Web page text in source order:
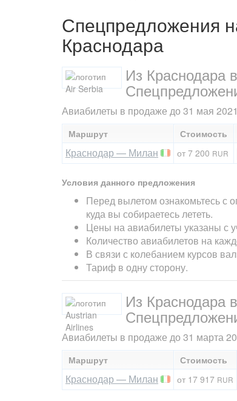
Спецпредложения
Краснодара
Из Краснодара
Авиабилеты в продаже до 31 мая
Маршрут Стоимость
Краснодар — Милан от 7 200 RUR
Условия данного предложения
Перед вылетом ознакомьтесь с
куда вы собираетесь лететь.
Цены на авиабилеты указаны с
Количество авиабилетов на
В связи с колебанием курсов
Тариф в одну сторону.
Из Краснодара
Авиабилеты в продаже до 31 марта
Маршрут Стоимость
Краснодар — Милан от 17 917 RUR